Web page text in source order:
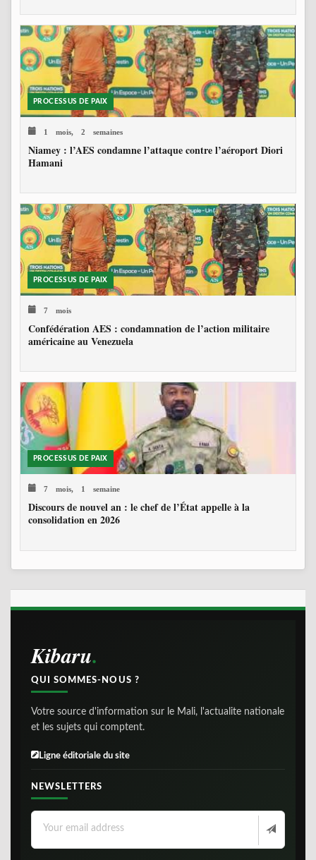
PROCESSUS DE PAIX
1 mois, 2 semaines
Niamey : l’AES condamne l’attaque contre l’aéroport Diori
Hamani
PROCESSUS DE PAIX
7 mois
Confédération AES : condamnation de l’action militaire
américaine au Venezuela
PROCESSUS DE PAIX
7 mois, 1 semaine
Discours de nouvel an : le chef de l’État appelle à la
consolidation en 2026
Kibaru
QUI SOMMES-NOUS ?
Votre source d'information sur le Mali, l'actualite nationale
et les sujets qui comptent.
Ligne éditoriale du site
NEWSLETTERS